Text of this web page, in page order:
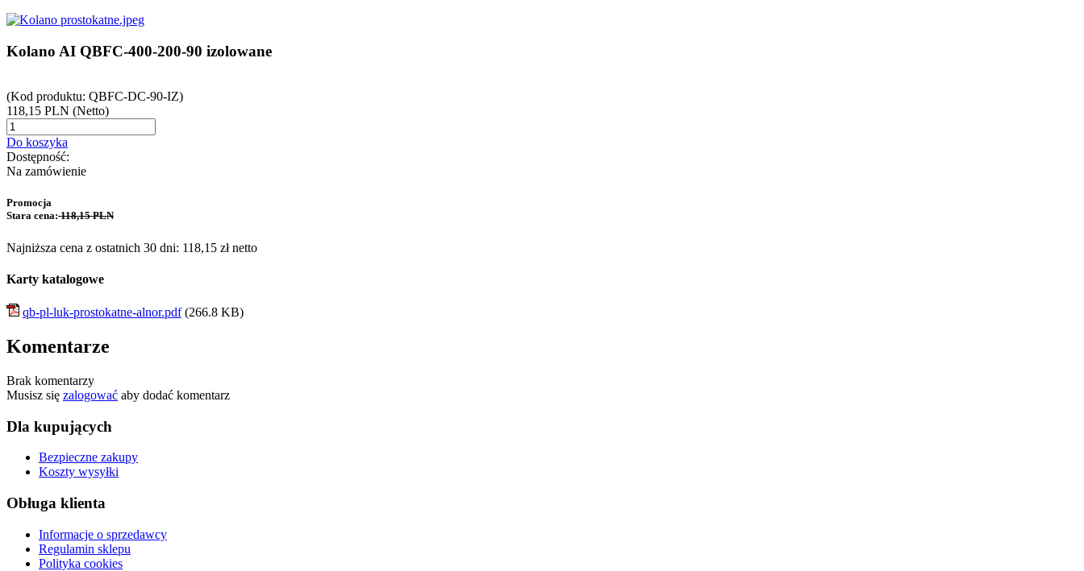
Kolano AI QBFC-400-200-90 izolowane
(Kod produktu: QBFC-DC-90-IZ)
118,15 PLN (Netto)
Do koszyka
Dostępność:
Na zamówienie
Promocja
Stara cena:118,15 PLN
Najniższa cena z ostatnich 30 dni: 118,15 zł netto
Karty katalogowe
qb-pl-luk-prostokatne-alnor.pdf(266.8 KB)
Komentarze
Brak komentarzy
Musisz się zalogować aby dodać komentarz
Dla kupujących
Bezpieczne zakupy
Koszty wysyłki
Obługa klienta
Informacje o sprzedawcy
Regulamin sklepu
Polityka cookies